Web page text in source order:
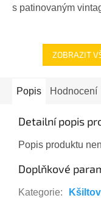
s patinovaným
ZOBRAZIT
Popis Hodnocení
Detailní popis
Popis produktu
Doplňkové
Kategorie: